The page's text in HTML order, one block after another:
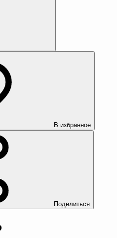
В избранное
Поделиться